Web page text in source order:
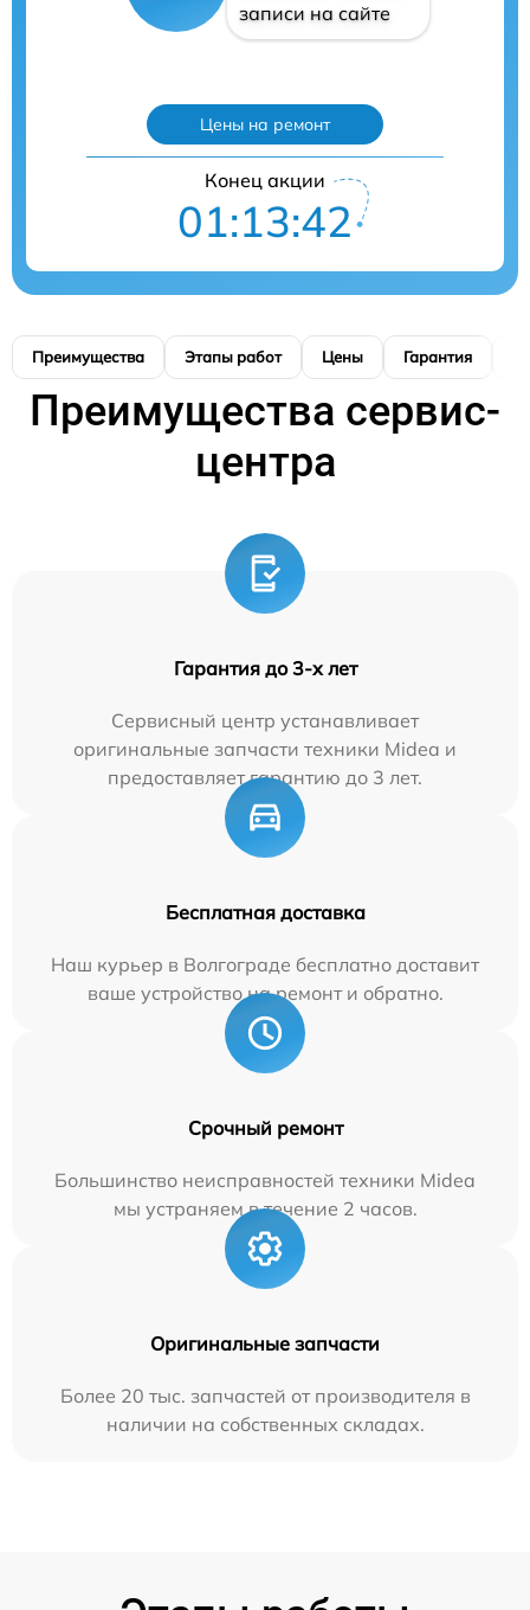
записи на сайте
Цены на ремонт
Конец акции
01:13:41
Преимущества Этапы работ Цены Гарантия
Преимущества сервис-
центра
Гарантия до 3-х лет
Сервисный центр устанавливает
оригинальные запчасти техники Midea и
предоставляет гарантию до 3 лет.
Бесплатная доставка
Наш курьер в Волгограде бесплатно доставит
ваше устройство на ремонт и обратно.
Срочный ремонт
Большинство неисправностей техники Midea
мы устраняем в течение 2 часов.
Оригинальные запчасти
Более 20 тыс. запчастей от производителя в
наличии на собственных складах.